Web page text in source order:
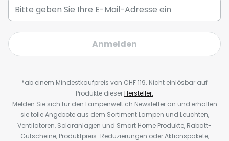
Anmelden
*ab einem Mindestkaufpreis von CHF 119. Nicht einlösbar auf
Produkte dieserHersteller.
Melden Sie sich für den Lampenwelt.ch Newsletter an und erhalten
sie tolle Angebote aus dem Sortiment Lampen und Leuchten,
Ventilatoren, Solaranlagen und Smart Home Produkte, Rabatt-
Gutscheine, Produktpreis-Reduzierungen oder Aktionspakete,